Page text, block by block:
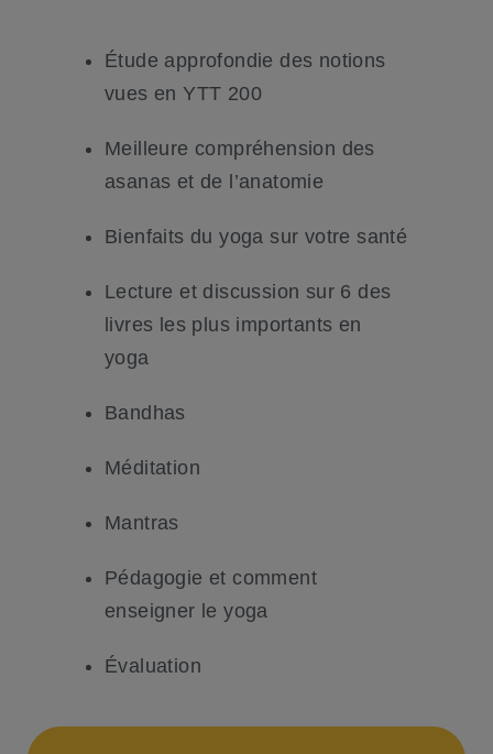
Étude approfondie des notions
vues en YTT 200
Meilleure compréhension des
asanas et de l’anatomie
Bienfaits du yoga sur votre santé
Lecture et discussion sur 6 des
livres les plus importants en
yoga
Bandhas
Méditation
Mantras
Pédagogie et comment
enseigner le yoga
Évaluation